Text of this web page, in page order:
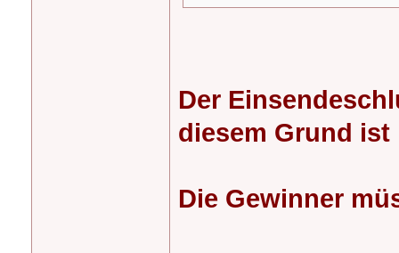
Der
diesem Grund ist
Die Gewinner